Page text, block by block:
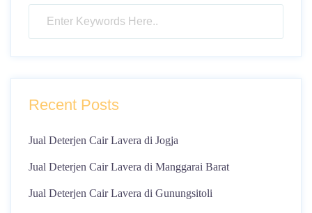
Recent Posts
Jual Deterjen Cair Lavera di Jogja
Jual Deterjen Cair Lavera di Manggarai Barat
Jual Deterjen Cair Lavera di Gunungsitoli